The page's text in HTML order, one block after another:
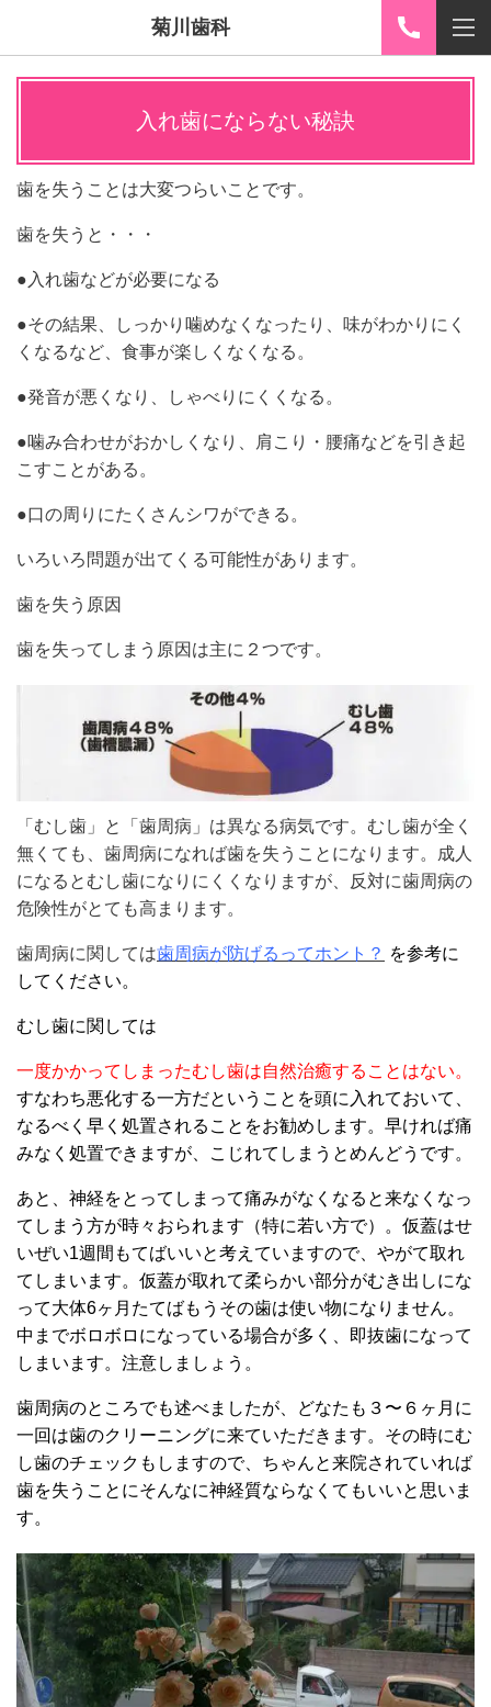
菊川歯科
入れ歯にならない秘訣
歯を失うことは大変つらいことです。
歯を失うと・・・
●入れ歯などが必要になる
●その結果、しっかり噛めなくなったり、味がわかりにく
くなるなど、食事が楽しくなくなる。
●発音が悪くなり、しゃべりにくくなる。
●噛み合わせがおかしくなり、肩こり・腰痛などを引き起
こすことがある。
●口の周りにたくさんシワができる。
いろいろ問題が出てくる可能性があります。
歯を失う原因
歯を失ってしまう原因は主に２つです。
「むし歯」と「歯周病」は異なる病気です。むし歯が全く
無くても、歯周病になれば歯を失うことになります。成人
になるとむし歯になりにくくなりますが、反対に歯周病の
危険性がとても高まります。
歯周病に関しては歯周病が防げるってホント？ を参考に
してください。
むし歯に関しては
一度かかってしまったむし歯は自然治癒することはない。
すなわち悪化する一方だということを頭に入れておいて、
なるべく早く処置されることをお勧めします。早ければ痛
みなく処置できますが、こじれてしまうとめんどうです。
あと、神経をとってしまって痛みがなくなると来なくなっ
てしまう方が時々おられます（特に若い方で）。仮蓋はせ
いぜい1週間もてばいいと考えていますので、やがて取れ
てしまいます。仮蓋が取れて柔らかい部分がむき出しにな
って大体6ヶ月たてばもうその歯は使い物になりません。
中までボロボロになっている場合が多く、即抜歯になって
しまいます。注意しましょう。
歯周病のところでも述べましたが、どなたも３〜６ヶ月に
一回は歯のクリーニングに来ていただきます。その時にむ
し歯のチェックもしますので、ちゃんと来院されていれば
歯を失うことにそんなに神経質ならなくてもいいと思いま
す。